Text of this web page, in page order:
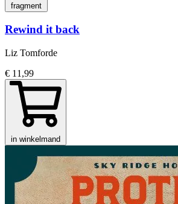
fragment
Rewind it back
Liz Tomforde
€ 11,99
in winkelmand